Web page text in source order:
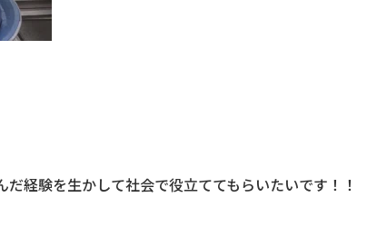
経験を生かして社会で役立ててもらいたいです！！